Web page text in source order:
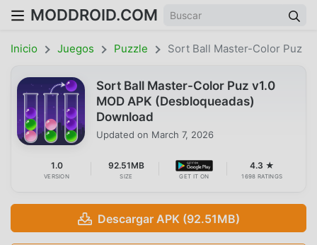
MODDROID.COM
Inicio Juegos Puzzle Sort Ball Master-Color Puz
Sort Ball Master-Color Puz v1.0
MOD APK (Desbloqueadas)
Download
Updated on March 7, 2026
1.0
VERSION
92.51MB
SIZE GET IT ON
4.3 ★
1698 RATINGS
Descargar APK (92.51MB)